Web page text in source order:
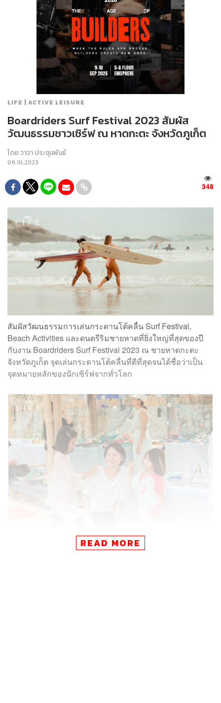
LIFE | ACTIVE LEISURE
Boardriders Surf Festival 2023 สัมผัส
วัฒนธรรมชาวเซิร์ฟ ณ หาดกะตะ จังหวัดภูเก็ต
โดยวาวา ประชุมพันธ์
09.10.2023
348
สัมผัสวัฒนธรรมการเล่นกระดานโต้คลื่น Surf Festival,
Beach Activities และดนตรีริมชายหาดที่ยิ่งใหญ่ที่สุดของปี
กับงาน Boardriders Surf Festival 2023 ณ ชายหาดกะตะ
จังหวัดภูเก็ต จุดเล่นกระดานโต้คลื่นที่ดีที่สุดจนได้ชื่อว่าเป็น
จุดหมายหลักของนักเซิร์ฟจากทั่วโลก
READ MORE